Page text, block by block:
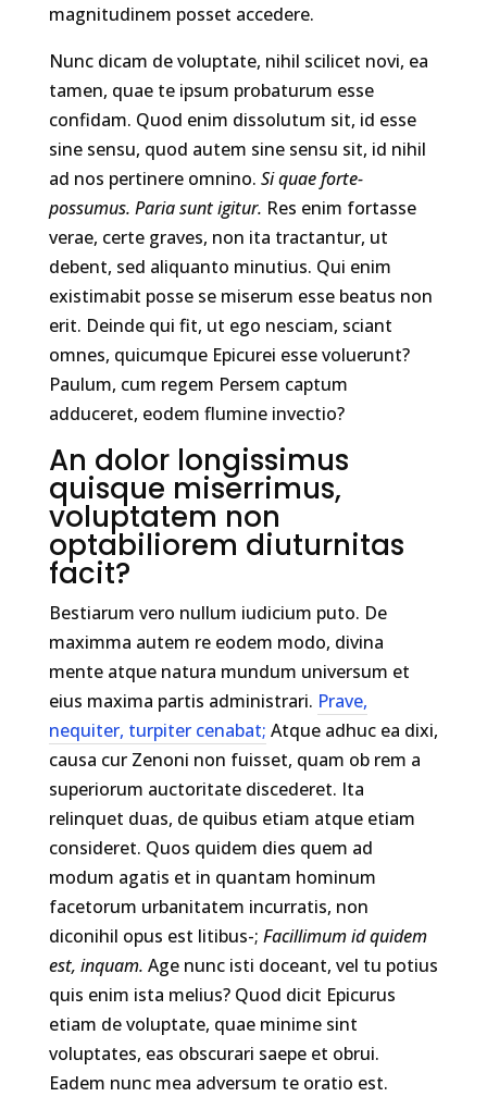
magnitudinem posset accedere.
Nunc dicam de voluptate, nihil scilicet novi, ea
tamen, quae te ipsum probaturum esse
confidam. Quod enim dissolutum sit, id esse
sine sensu, quod autem sine sensu sit, id nihil
ad nos pertinere omnino. Si quae forte-
possumus. Paria sunt igitur. Res enim fortasse
verae, certe graves, non ita tractantur, ut
debent, sed aliquanto minutius. Qui enim
existimabit posse se miserum esse beatus non
erit. Deinde qui fit, ut ego nesciam, sciant
omnes, quicumque Epicurei esse voluerunt?
Paulum, cum regem Persem captum
adduceret, eodem flumine invectio?
An dolor longissimus
quisque miserrimus,
voluptatem non
optabiliorem diuturnitas
facit?
Bestiarum vero nullum iudicium puto. De
maximma autem re eodem modo, divina
mente atque natura mundum universum et
eius maxima partis administrari. Prave,
nequiter, turpiter cenabat; Atque adhuc ea dixi,
causa cur Zenoni non fuisset, quam ob rem a
superiorum auctoritate discederet. Ita
relinquet duas, de quibus etiam atque etiam
consideret. Quos quidem dies quem ad
modum agatis et in quantam hominum
facetorum urbanitatem incurratis, non
diconihil opus est litibus-; Facillimum id quidem
est, inquam. Age nunc isti doceant, vel tu potius
quis enim ista melius? Quod dicit Epicurus
etiam de voluptate, quae minime sint
voluptates, eas obscurari saepe et obrui.
Eadem nunc mea adversum te oratio est.